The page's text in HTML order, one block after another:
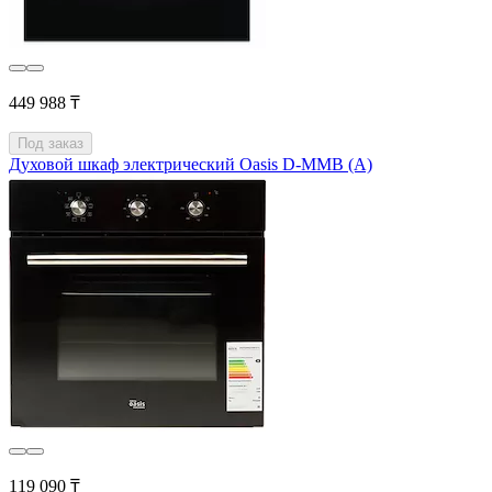
449 988 ₸
Под заказ
Духовой шкаф электрический Oasis D-MMB (A)
119 090 ₸